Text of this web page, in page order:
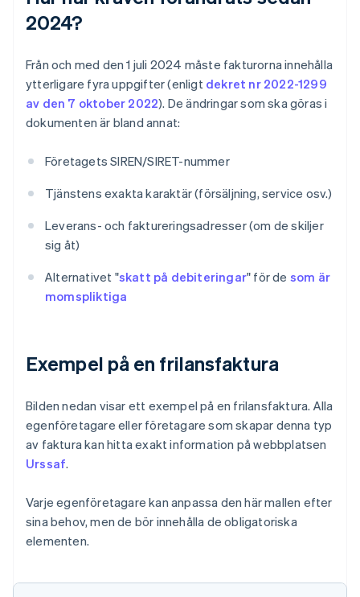
2024?
Från och med den 1 juli 2024 måste fakturorna innehålla
ytterligare fyra uppgifter (enligt dekret nr 2022-1299
av den 7 oktober 2022). De ändringar som ska göras i
dokumenten är bland annat:
Företagets SIREN/SIRET-nummer
Tjänstens exakta karaktär (försäljning, service osv.)
Leverans- och faktureringsadresser (om de skiljer
sig åt)
Alternativet "skatt på debiteringar" för de som är
momspliktiga
Exempel på en frilansfaktura
Bilden nedan visar ett exempel på en frilansfaktura. Alla
egenföretagare eller företagare som skapar denna typ
av faktura kan hitta exakt information på webbplatsen
Urssaf.
Varje egenföretagare kan anpassa den här mallen efter
sina behov, men de bör innehålla de obligatoriska
elementen.